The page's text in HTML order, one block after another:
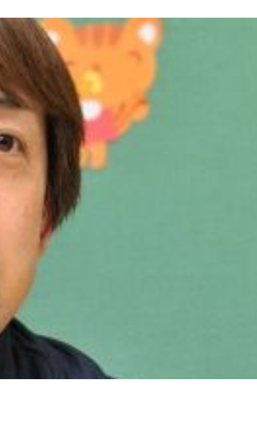
在は10ヶ所の保育園を運営。
郵送した上で決裁するというフローで
ッフにも負担がかかります。
す。